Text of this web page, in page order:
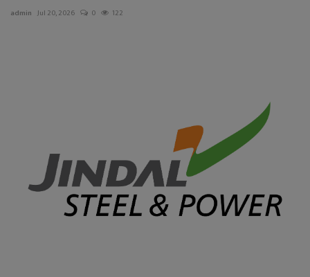
admin Jul 20, 2026 0 122